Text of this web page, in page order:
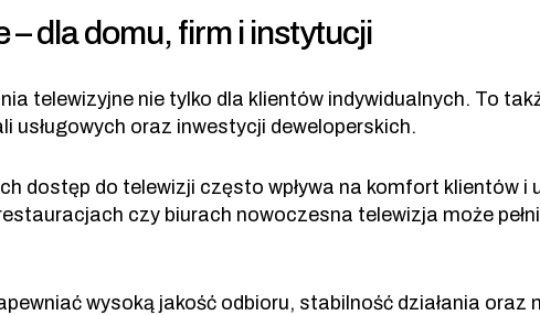
– dla domu, firm i instytucji
telewizyjne nie tylko dla klientów indywidualnych. To
usługowych oraz inwestycji deweloperskich.
dostęp do telewizji często wpływa na komfort klientów i
czy biurach nowoczesna telewizja może
wysoką jakość odbioru, stabilność działania oraz